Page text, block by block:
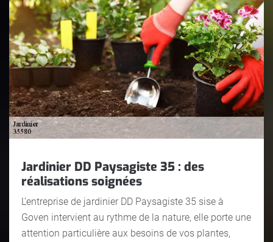
Jardinier DD Paysagiste 35 : des
réalisations soignées
L’entreprise de jardinier DD Paysagiste 35 sise à
Goven intervient au rythme de la nature, elle porte une
attention particulière aux besoins de vos plantes,